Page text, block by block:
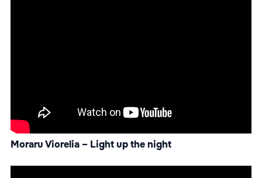
Moraru Viorelia – Light up the night